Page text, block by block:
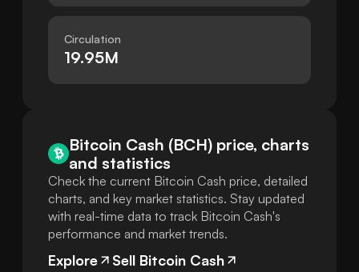
Circulation
19.95M
Bitcoin Cash (BCH) price, charts
and statistics
Check the current Bitcoin Cash price, detailed
charts, and key market statistics. Stay updated
with real-time data to track Bitcoin Cash's
performance and market trends.
Explore Sell Bitcoin Cash